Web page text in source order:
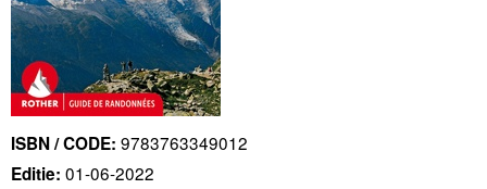
ISBN / CODE: 9783763349012
Editie: 01-06-2022